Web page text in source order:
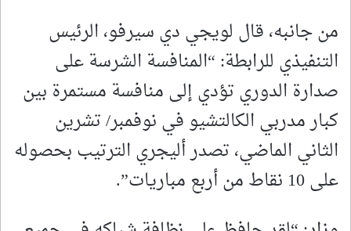
من جانبه، قال لويجي دي سيرفو، الرئيس
التنفيذي للرابطة: “المنافسة الشرسة على
صدارة الدوري تؤدي إلى منافسة مستمرة بين
كبار مدربي الكالتشيو في نوفمبر/ تشرين
الثاني الماضي، تصدر أليجري الترتيب بحصوله
على 10 نقاط من أربع مباريات”.